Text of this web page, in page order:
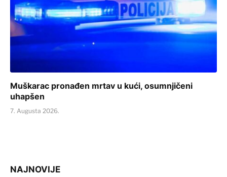
Muškarac pronađen mrtav u kući, osumnjičeni
uhapšen
7. Augusta 2026.
NAJNOVIJE